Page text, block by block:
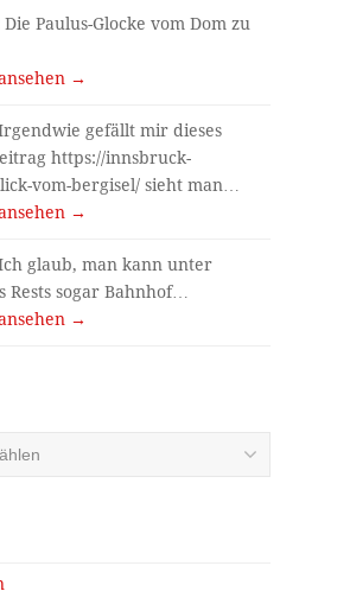
Die Paulus-Glocke vom Dom zu
→
gefällt mir dieses
https://innsbruck-
vom-bergisel/ sieht man…
→
glaub, man kann unter
Rests sogar Bahnhof…
→